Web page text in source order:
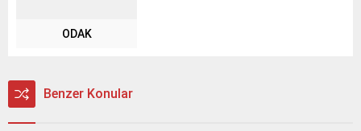
ODAK
Benzer Konular